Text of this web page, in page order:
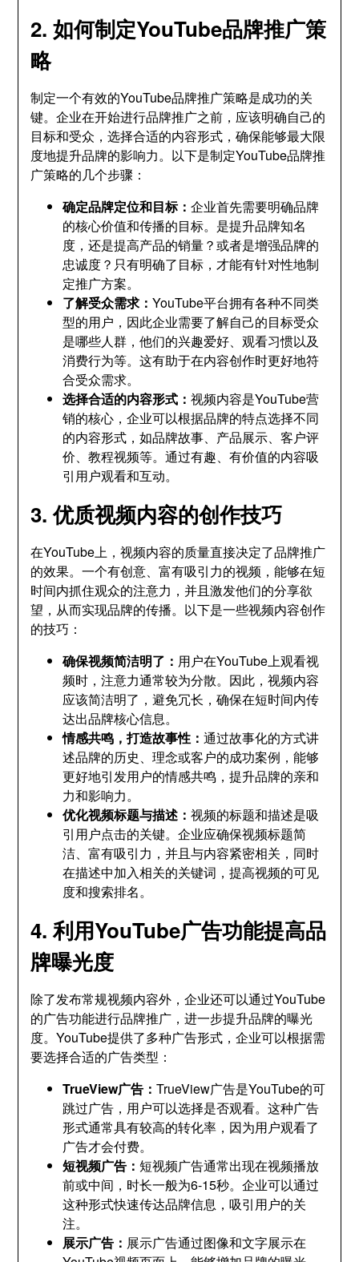
2. 如何制定YouTube品牌推广策
略
制定一个有效的YouTube品牌推广策略是成功的关
键。企业在开始进行品牌推广之前，应该明确自己的
目标和受众，选择合适的内容形式，确保能够最大限
度地提升品牌的影响力。以下是制定YouTube品牌推
广策略的几个步骤：
确定品牌定位和目标：企业首先需要明确品牌
的核心价值和传播的目标。是提升品牌知名
度，还是提高产品的销量？或者是增强品牌的
忠诚度？只有明确了目标，才能有针对性地制
定推广方案。
了解受众需求：YouTube平台拥有各种不同类
型的用户，因此企业需要了解自己的目标受众
是哪些人群，他们的兴趣爱好、观看习惯以及
消费行为等。这有助于在内容创作时更好地符
合受众需求。
选择合适的内容形式：视频内容是YouTube营
销的核心，企业可以根据品牌的特点选择不同
的内容形式，如品牌故事、产品展示、客户评
价、教程视频等。通过有趣、有价值的内容吸
引用户观看和互动。
3. 优质视频内容的创作技巧
在YouTube上，视频内容的质量直接决定了品牌推广
的效果。一个有创意、富有吸引力的视频，能够在短
时间内抓住观众的注意力，并且激发他们的分享欲
望，从而实现品牌的传播。以下是一些视频内容创作
的技巧：
确保视频简洁明了： 用户在YouTube上观看视
频时，注意力通常较为分散。因此，视频内容
应该简洁明了，避免冗长，确保在短时间内传
达出品牌核心信息。
情感共鸣，打造故事性：通过故事化的方式讲
述品牌的历史、理念或客户的成功案例，能够
更好地引发用户的情感共鸣，提升品牌的亲和
力和影响力。
优化视频标题与描述：视频的标题和描述是吸
引用户点击的关键。企业应确保视频标题简
洁、富有吸引力，并且与内容紧密相关，同时
在描述中加入相关的关键词，提高视频的可见
度和搜索排名。
4. 利用YouTube广告功能提高品
牌曝光度
除了发布常规视频内容外，企业还可以通过YouTube
的广告功能进行品牌推广，进一步提升品牌的曝光
度。YouTube提供了多种广告形式，企业可以根据需
要选择合适的广告类型：
TrueView广告：TrueView广告是YouTube的可
跳过广告，用户可以选择是否观看。这种广告
形式通常具有较高的转化率，因为用户观看了
广告才会付费。
短视频广告：短视频广告通常出现在视频播放
前或中间，时长一般为6-15秒。企业可以通过
这种形式快速传达品牌信息，吸引用户的关
注。
展示广告： 展示广告通过图像和文字展示在